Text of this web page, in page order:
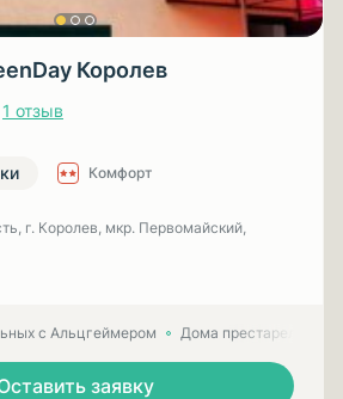
Королев
1 отзыв
Комфорт
г. Королев, мкр. Первомайский,
с Альцгеймером Дома престарелых
заявку